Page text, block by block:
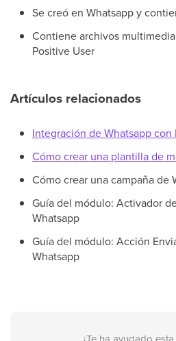
Se creó en Whatsapp y
Contiene archivos
Positive User
Artículos relacionados
Integración de Whatsapp con
Cómo crear una plantilla de
Cómo crear una campaña de
Guía del módulo: Activador
Whatsapp
Guía del módulo: Acción
Whatsapp